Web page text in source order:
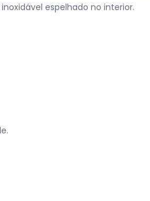
espelhado no interior.